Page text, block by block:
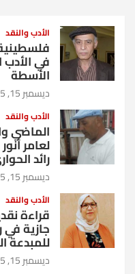
الأدب والنقد
في
الأسطة
ديسمبر 15, 2025
الأدب والنقد
الماضي
لعامر
رائد
ديسمبر 15, 2025
الأدب والنقد
قراءة
جازية
للمبدعة
ديسمبر 15, 2025